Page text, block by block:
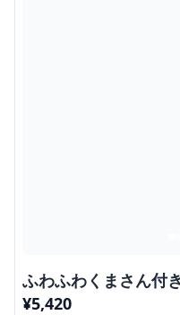
ふわふわくまさん付
¥5,420